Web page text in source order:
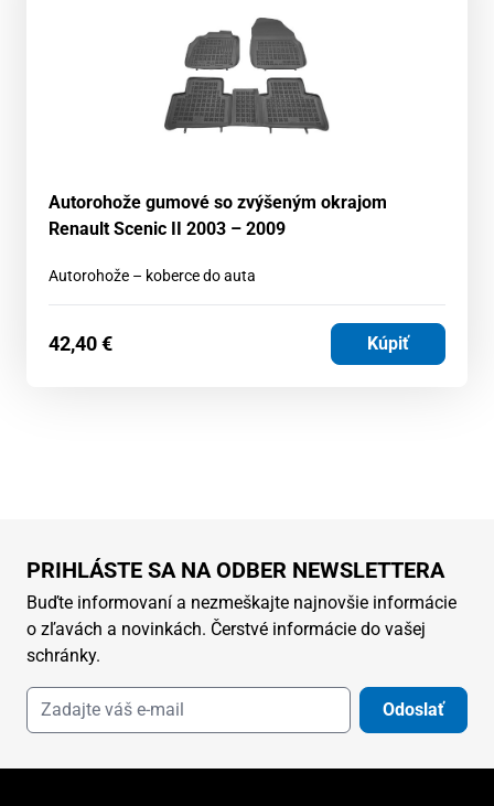
Autorohože gumové so zvýšeným okrajom
Renault Scenic II 2003 – 2009
Autorohože – koberce do auta
42,40€ Kúpiť
PRIHLÁSTE SA NA ODBER NEWSLETTERA
Buďte informovaní a nezmeškajte najnovšie informácie
o zľavách a novinkách. Čerstvé informácie do vašej
schránky.
Odoslať